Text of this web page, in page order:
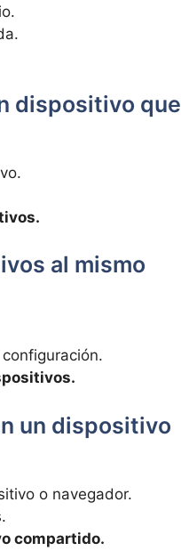
dispositivo que
al mismo
un dispositivo
o navegador.
compartido.